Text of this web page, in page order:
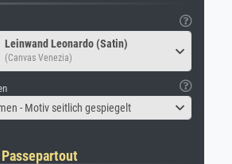
Leinwand Leonardo (Satin)
(Canvas Venezia)
- Motiv seitlich gespiegelt